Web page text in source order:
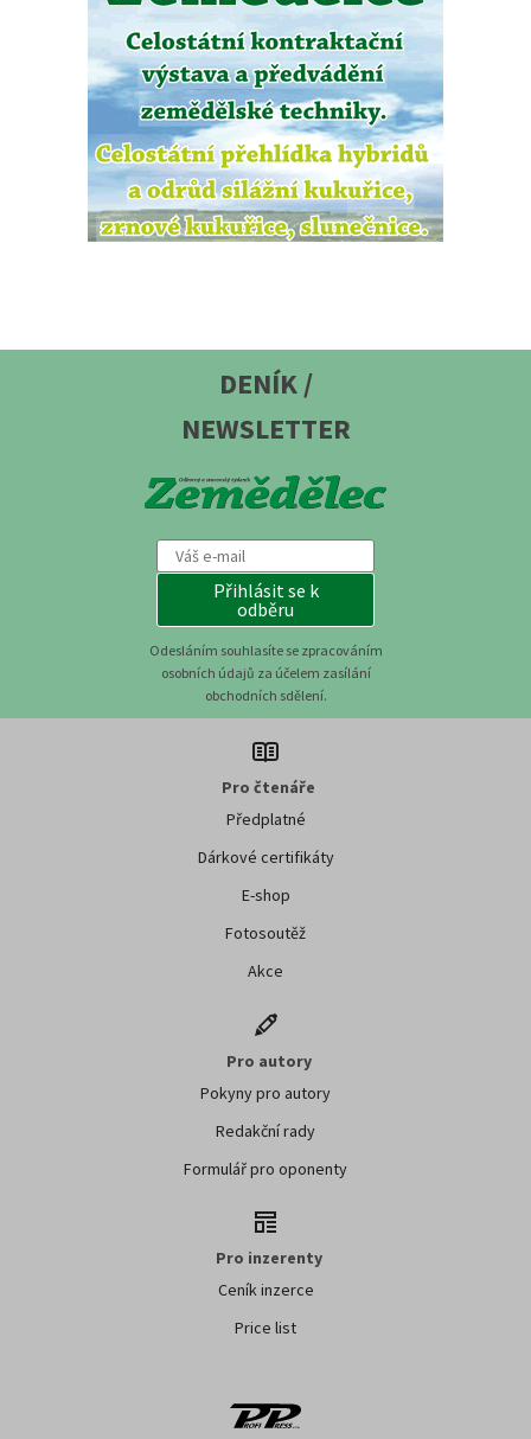
DENÍK /
NEWSLETTER
Přihlásit se k
odběru
Odesláním souhlasíte se zpracováním
osobních údajů za účelem zasílání
obchodních sdělení.
Pro čtenáře
Předplatné
Dárkové certifikáty
E-shop
Fotosoutěž
Akce
Pro autory
Pokyny pro autory
Redakční rady
Formulář pro oponenty
Pro inzerenty
Ceník inzerce
Price list